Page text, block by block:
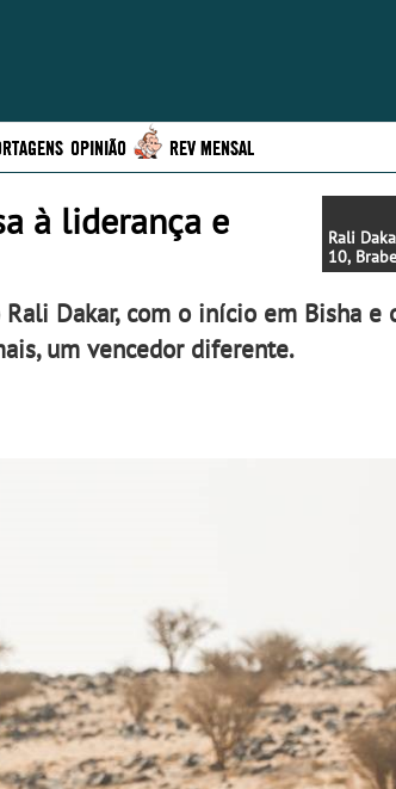
OPINIÃO REV MENSAL
Rali
10,
muito
à liderança e
Dakar, com o início em Bisha e
um vencedor diferente.